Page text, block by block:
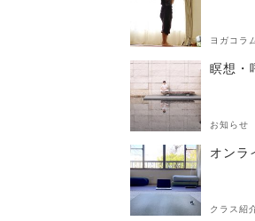
ヨガコ
瞑想・
お知ら
オンラ
クラス